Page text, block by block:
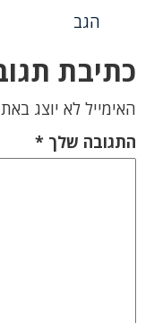
הגב
כתיבת
האימייל לא יוצג
התגובה שלך *